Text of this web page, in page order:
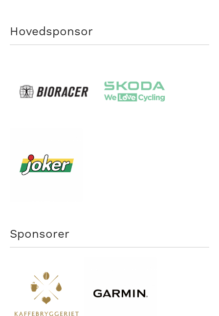
Hovedsponsor
Sponsorer